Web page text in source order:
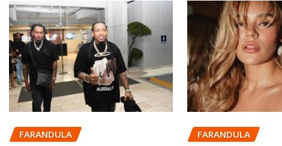
FARANDULA FARANDULA